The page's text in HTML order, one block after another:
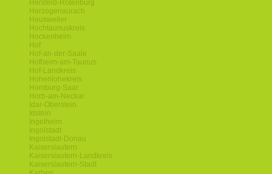
Hersfeld-Rotenburg
Herzogenaurach
Heusweiler
Hochtaunuskreis
Hockenheim
Hof
Hof-an-der-Saale
Hofheim-am-Taunus
Hof-Landkreis
Hohenlohekreis
Homburg-Saar
Horb-am-Neckar
Idar-Oberstein
Idstein
Ingelheim
Ingolstadt
Ingolstadt-Donau
Kaiserslautern
Kaiserslautern-Landkreis
Kaiserslautern-Stadt